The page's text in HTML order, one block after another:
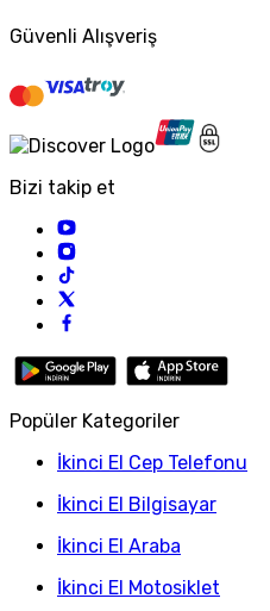
Güvenli Alışveriş
Bizi takip et
Popüler Kategoriler
İkinci El Cep Telefonu
İkinci El Bilgisayar
İkinci El Araba
İkinci El Motosiklet